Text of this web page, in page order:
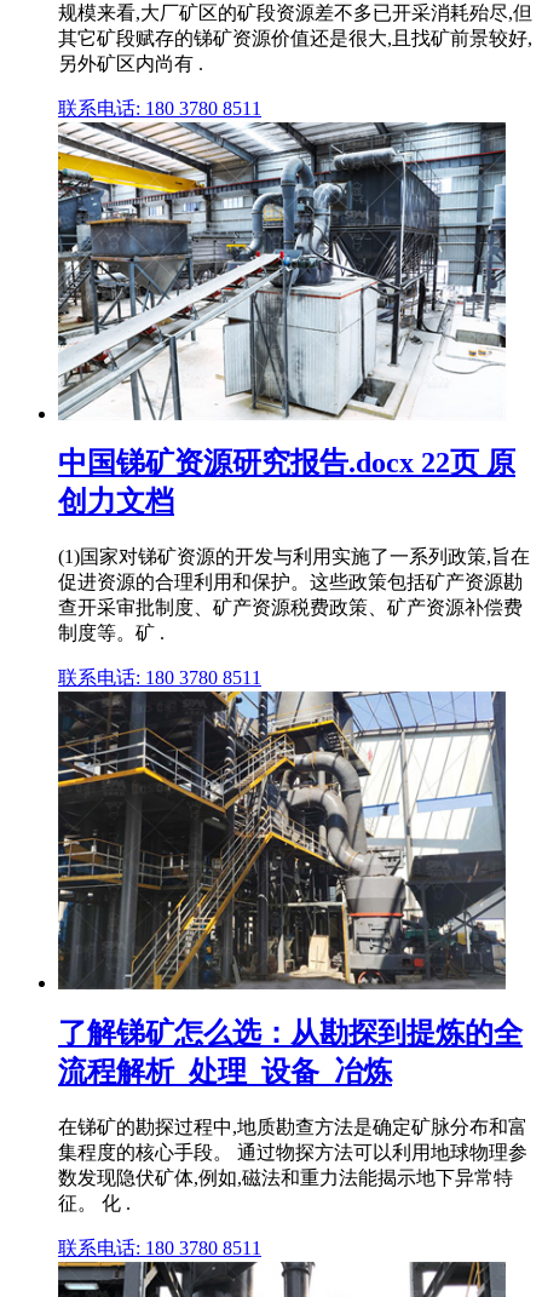
规模来看,大厂矿区的矿段资源差不多已开采消耗殆尽,但
其它矿段赋存的锑矿资源价值还是很大,且找矿前景较好,
另外矿区内尚有 .
联系电话: 180 3780 8511
中国锑矿资源研究报告.docx 22页 原
创力文档
(1)国家对锑矿资源的开发与利用实施了一系列政策,旨在
促进资源的合理利用和保护。这些政策包括矿产资源勘
查开采审批制度、矿产资源税费政策、矿产资源补偿费
制度等。矿 .
联系电话: 180 3780 8511
了解锑矿怎么选：从勘探到提炼的全
流程解析_处理_设备_冶炼
在锑矿的勘探过程中,地质勘查方法是确定矿脉分布和富
集程度的核心手段。 通过物探方法可以利用地球物理参
数发现隐伏矿体,例如,磁法和重力法能揭示地下异常特
征。 化 .
联系电话: 180 3780 8511